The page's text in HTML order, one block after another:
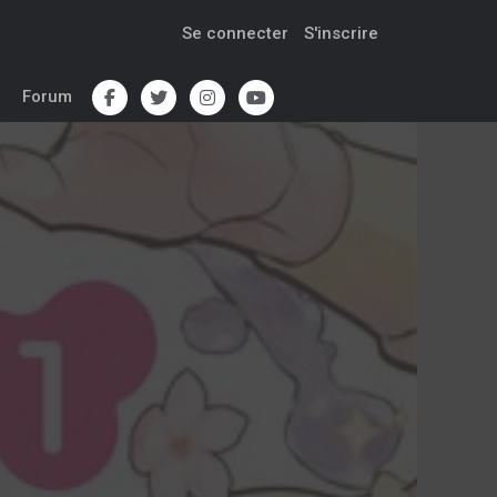
Se connecter S'inscrire
Forum